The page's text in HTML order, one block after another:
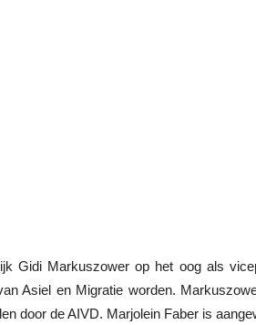
Gidi Markuszower op het oog als
Asiel en Migratie worden.
door de AIVD. Marjolein Faber is